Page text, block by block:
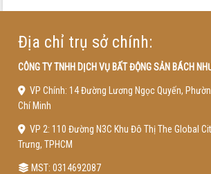
Địa chỉ trụ sở chính:
CÔNG TY TNHH DỊCH VỤ BẤT ĐỘNG SẢN BÁCH
VP Chính: 14 Đường Lương Ngọc Quyến,
Chí Minh
VP 2: 110 Đường N3C Khu Đô Thị The Global
Trưng, TPHCM
MST: 0314692087